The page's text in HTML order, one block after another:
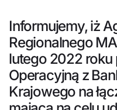
Informujemy, iż
Regionalnego
lutego 2022 roku
Operacyjną z
Krajowego na